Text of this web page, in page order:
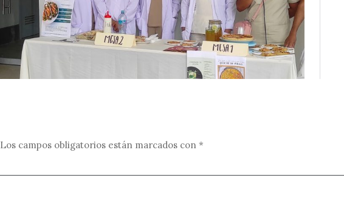
Los campos obligatorios están marcados con *